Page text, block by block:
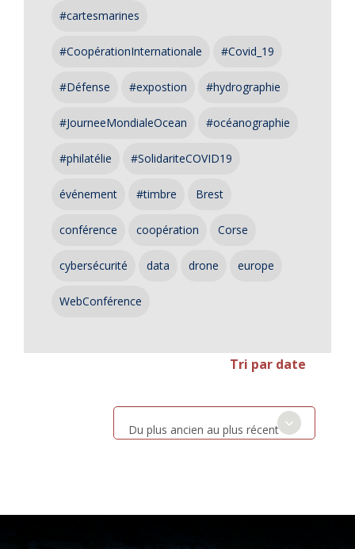
#cartesmarines
#CoopérationInternationale #Covid_19
#Défense #expostion #hydrographie
#JourneeMondialeOcean #océanographie
#philatélie #SolidariteCOVID19
événement #timbre Brest
conférence coopération Corse
cybersécurité data drone europe
WebConférence
Tri par date
Du plus ancien au plus récent